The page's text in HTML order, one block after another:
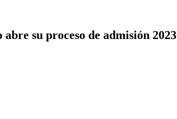
su proceso de admisión 2023